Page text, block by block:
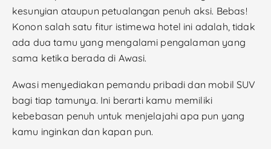
kesunyian ataupun petualangan penuh aksi. Bebas!
Konon salah satu fitur istimewa hotel ini adalah, tidak
ada dua tamu yang mengalami pengalaman yang
sama ketika berada di Awasi.
Awasi menyediakan pemandu pribadi dan mobil SUV
bagi tiap tamunya. Ini berarti kamu memiliki
kebebasan penuh untuk menjelajahi apa pun yang
kamu inginkan dan kapan pun.